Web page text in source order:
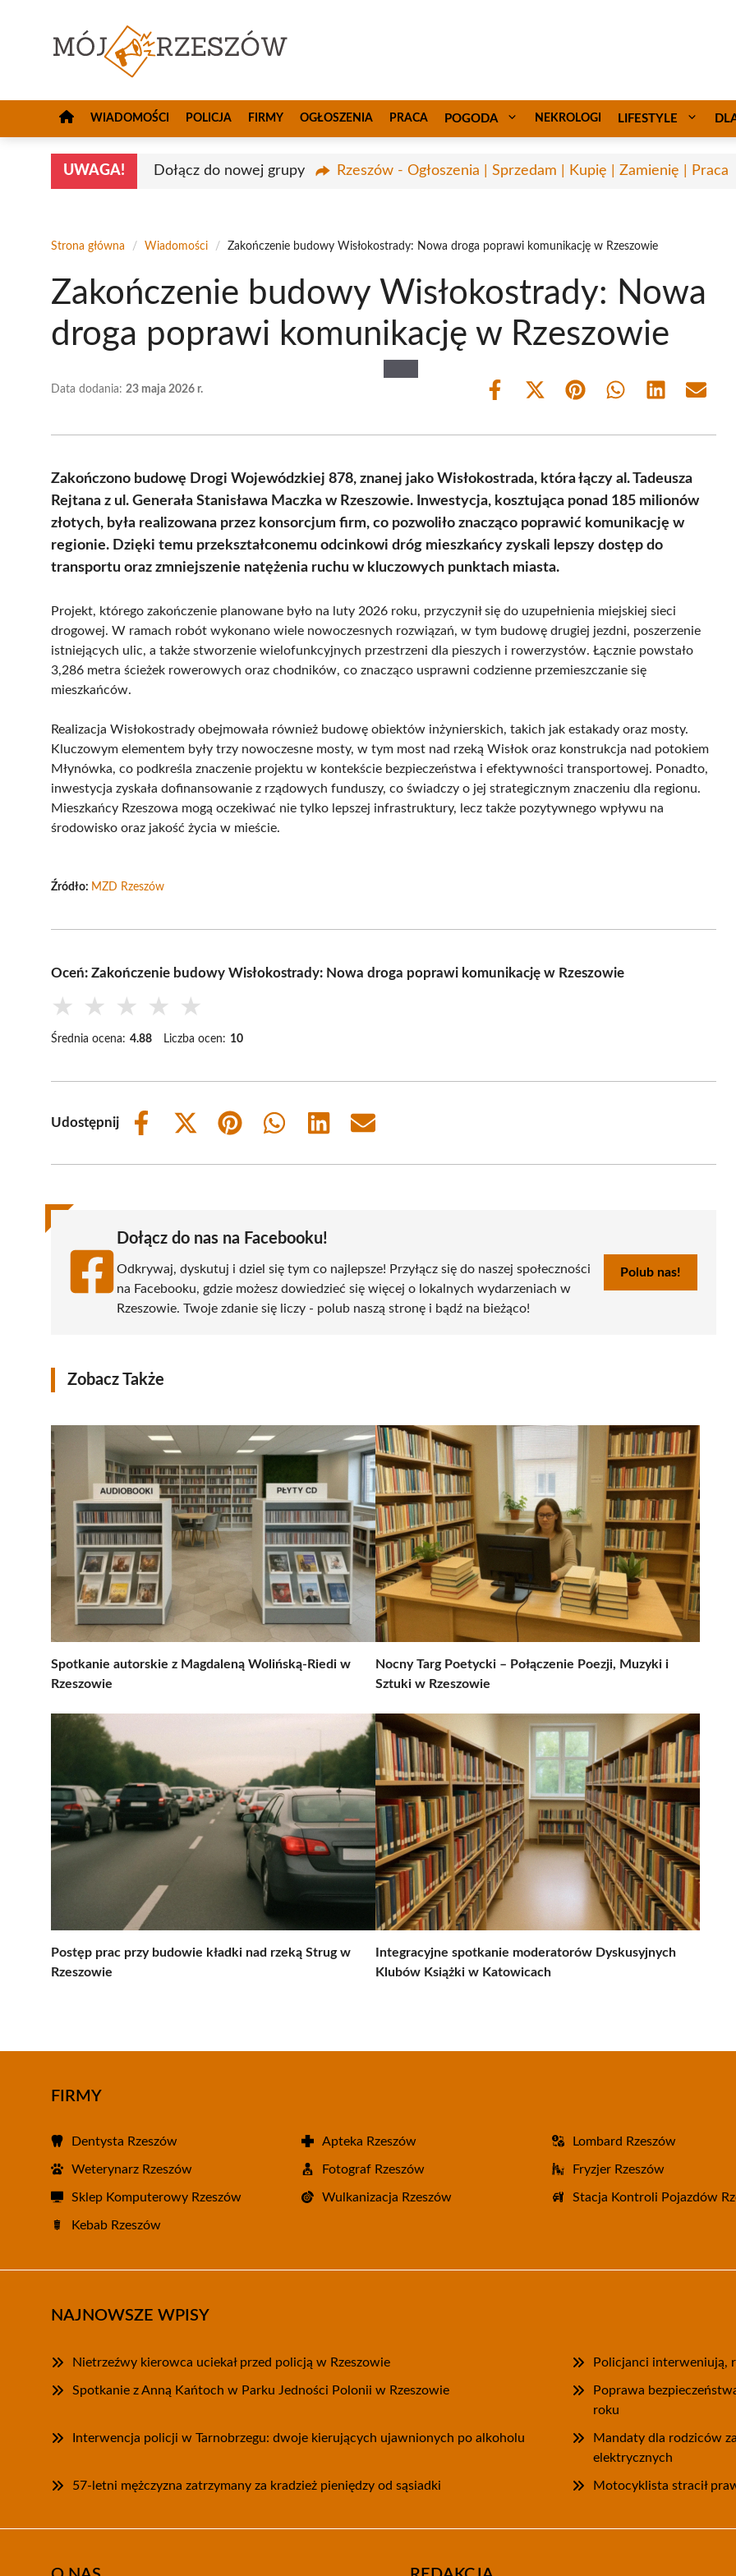
WIADOMOŚCI POLICJA FIRMY OGŁOSZENIA PRACA POGODA NEKROLOGI LIFESTYLE
UWAGA! Dołącz do nowej grupy Rzeszów - Ogłoszenia | Sprzedam | Kupię | Zamienię | Praca
Strona główna / Wiadomości / Zakończenie budowy Wisłokostrady: Nowa droga poprawi komunikację w Rzeszowie
Zakończenie budowy Wisłokostrady: Nowa
droga poprawi komunikację w Rzeszowie
Data dodania: 23 maja 2026 r.
Share
Share
(Twitter)
Share Share Share Share
Zakończono budowę Drogi Wojewódzkiej 878, znanej jako Wisłokostrada, która łączy al. Tadeusza
Rejtana z ul. Generała Stanisława Maczka w Rzeszowie. Inwestycja, kosztująca ponad 185 milionów
złotych, była realizowana przez konsorcjum firm, co pozwoliło znacząco poprawić komunikację w
regionie. Dzięki temu przekształconemu odcinkowi dróg mieszkańcy zyskali lepszy dostęp do
transportu oraz zmniejszenie natężenia ruchu w kluczowych punktach miasta.
Projekt, którego zakończenie planowane było na luty 2026 roku, przyczynił się do uzupełnienia miejskiej sieci
drogowej. W ramach robót wykonano wiele nowoczesnych rozwiązań, w tym budowę drugiej jezdni, poszerzenie
istniejących ulic, a także stworzenie wielofunkcyjnych przestrzeni dla pieszych i rowerzystów. Łącznie powstało
3,286 metra ścieżek rowerowych oraz chodników, co znacząco usprawni codzienne przemieszczanie się
mieszkańców.
Realizacja Wisłokostrady obejmowała również budowę obiektów inżynierskich, takich jak estakady oraz mosty.
Kluczowym elementem były trzy nowoczesne mosty, w tym most nad rzeką Wisłok oraz konstrukcja nad potokiem
Młynówka, co podkreśla znaczenie projektu w kontekście bezpieczeństwa i efektywności transportowej. Ponadto,
inwestycja zyskała dofinansowanie z rządowych funduszy, co świadczy o jej strategicznym znaczeniu dla regionu.
Mieszkańcy Rzeszowa mogą oczekiwać nie tylko lepszej infrastruktury, lecz także pozytywnego wpływu na
środowisko oraz jakość życia w mieście.
Źródło: MZD Rzeszów
Oceń: Zakończenie budowy Wisłokostrady: Nowa droga poprawi komunikację w Rzeszowie
★ ★ ★ ★ ★
Średnia ocena: 4.88 Liczba ocen: 10
Udostępnij
Share
Share
(Twitter)
Share
Share
Share
Share
Dołącz do nas na Facebooku!
Odkrywaj, dyskutuj i dziel się tym co najlepsze! Przyłącz się do naszej społeczności
na Facebooku, gdzie możesz dowiedzieć się więcej o lokalnych wydarzeniach w
Rzeszowie. Twoje zdanie się liczy - polub naszą stronę i bądź na bieżąco!
Polub nas!
Zobacz Także
Spotkanie autorskie z Magdaleną Wolińską-Riedi w
Rzeszowie
Nocny Targ Poetycki – Połączenie Poezji, Muzyki i
Sztuki w Rzeszowie
Postęp prac przy budowie kładki nad rzeką Strug w
Rzeszowie
Integracyjne spotkanie moderatorów Dyskusyjnych
Klubów Książki w Katowicach
FIRMY
Dentysta Rzeszów Apteka Rzeszów Lombard Rzeszów
Weterynarz Rzeszów Fotograf Rzeszów Fryzjer Rzeszów
Sklep Komputerowy Rzeszów Wulkanizacja Rzeszów Stacja Kontroli Pojazdów
Kebab Rzeszów
NAJNOWSZE WPISY
Nietrzeźwy kierowca uciekał przed policją w Rzeszowie Policjanci interweniują,
Spotkanie z Anną Kańtoch w Parku Jedności Polonii w Rzeszowie
Poprawa
roku
Interwencja policji w Tarnobrzegu: dwoje kierujących ujawnionych po alkoholu
Mandaty dla rodziców
elektrycznych
57-letni mężczyzna zatrzymany za kradzież pieniędzy od sąsiadki Motocyklista stracił